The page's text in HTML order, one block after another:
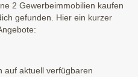
2 Gewerbeimmobilien kaufen
gefunden. Hier ein kurzer
auf aktuell verfügbaren